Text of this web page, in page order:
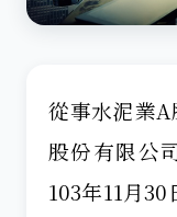
從事水泥業
股份有限公
103年11月